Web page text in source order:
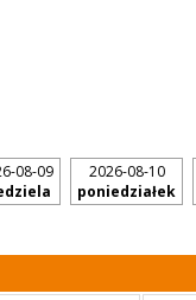
08-09
2026-08-10
poniedziałek